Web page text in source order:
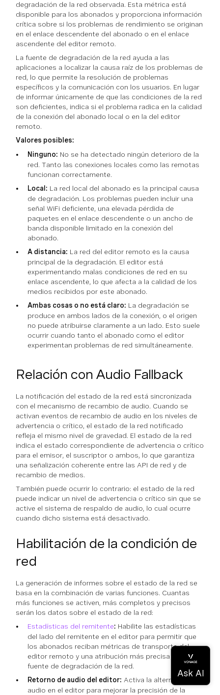
degradación de la red observada. Esta métrica está
disponible para los abonados y proporciona información
crítica sobre si los problemas de rendimiento se originan
en el enlace descendente del abonado o en el enlace
ascendente del editor remoto.
La fuente de degradación de la red ayuda a las
aplicaciones a localizar la causa raíz de los problemas de
red, lo que permite la resolución de problemas
específicos y la comunicación con los usuarios. En lugar
de informar únicamente de que las condiciones de la red
son deficientes, indica si el problema radica en la calidad
de la conexión del abonado local o en la del editor
remoto.
Valores posibles:
Ninguno: No se ha detectado ningún deterioro de la
red. Tanto las conexiones locales como las remotas
funcionan correctamente.
Local: La red local del abonado es la principal causa
de degradación. Los problemas pueden incluir una
señal WiFi deficiente, una elevada pérdida de
paquetes en el enlace descendente o un ancho de
banda disponible limitado en la conexión del
abonado.
A distancia: La red del editor remoto es la causa
principal de la degradación. El editor está
experimentando malas condiciones de red en su
enlace ascendente, lo que afecta a la calidad de los
medios recibidos por este abonado.
Ambas cosas o no está claro: La degradación se
produce en ambos lados de la conexión, o el origen
no puede atribuirse claramente a un lado. Esto suele
ocurrir cuando tanto el abonado como el editor
experimentan problemas de red simultáneamente.
Relación con Audio Fallback
La notificación del estado de la red está sincronizada
con el mecanismo de recambio de audio. Cuando se
activan eventos de recambio de audio en los niveles de
advertencia o crítico, el estado de la red notificado
refleja el mismo nivel de gravedad. El estado de la red
indica el estado correspondiente de advertencia o crítico
para el emisor, el suscriptor o ambos, lo que garantiza
una señalización coherente entre las API de red y de
recambio de medios.
También puede ocurrir lo contrario: el estado de la red
puede indicar un nivel de advertencia o crítico sin que se
active el sistema de respaldo de audio, lo cual ocurre
cuando dicho sistema está desactivado.
Habilitación de la condición de
red
La generación de informes sobre el estado de la red se
basa en la combinación de varias funciones. Cuantas
más funciones se activen, más completos y precisos
serán los datos sobre el estado de la red:
Estadísticas del remitente: Habilite las estadísticas
del lado del remitente en el editor para permitir que
los abonados reciban métricas de transporte del
editor remoto y una atribución más precisa de la
fuente de degradación de la red.
Retorno de audio del editor: Activa la alternativa de
audio en el editor para mejorar la precisión de la